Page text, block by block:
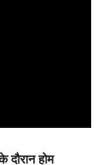
होम